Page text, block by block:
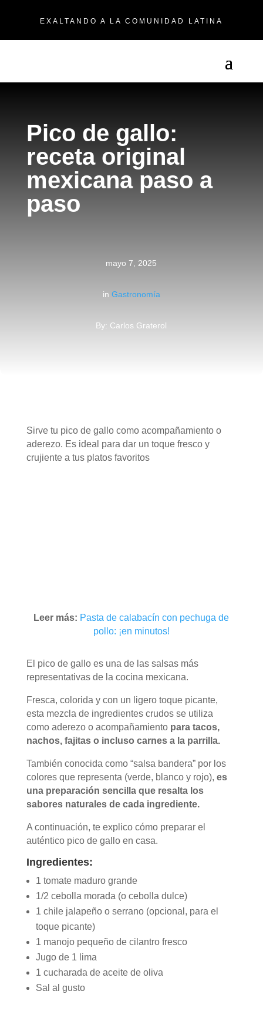
EXALTANDO A LA COMUNIDAD LATINA
Pico de gallo:
receta original
mexicana paso a
paso
mayo 7, 2025
in Gastronomía
By: Carlos Graterol
Sirve tu pico de gallo como acompañamiento o
aderezo. Es ideal para dar un toque fresco y
crujiente a tus platos favoritos
Leer más: Pasta de calabacín con pechuga de
pollo: ¡en minutos!
El pico de gallo es una de las salsas más
representativas de la cocina mexicana.
Fresca, colorida y con un ligero toque picante,
esta mezcla de ingredientes crudos se utiliza
como aderezo o acompañamientopara tacos,
nachos, fajitas o incluso carnes a la parrilla.
También conocida como “salsa bandera” por los
colores que representa (verde, blanco y rojo), es
una preparación sencilla que resalta los
sabores naturales de cada ingrediente.
A continuación, te explico cómo preparar el
auténtico pico de gallo en casa.
Ingredientes:
1 tomate maduro grande
1/2 cebolla morada (o cebolla dulce)
1 chile jalapeño o serrano (opcional, para el
toque picante)
1 manojo pequeño de cilantro fresco
Jugo de 1 lima
1 cucharada de aceite de oliva
Sal al gusto